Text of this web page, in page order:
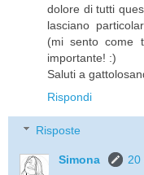
dolore di tutti
lasciano
(mi sento come
importante! :)
Saluti a
Rispondi
Risposte
Simona
20